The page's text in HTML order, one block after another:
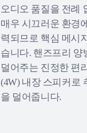
오디오 품질을 전례
매우 시끄러운 환경
력되므로 핵심 메시
습니다. 핸즈프리 양
덜어주는 진정한 편
(4W) 내장 스피커로
을 덜어줍니다.